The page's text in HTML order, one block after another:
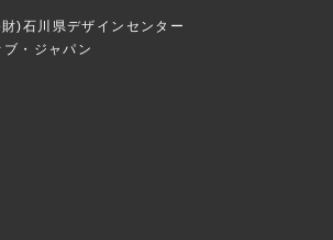
)石川県デザインセンター
・ジャパン